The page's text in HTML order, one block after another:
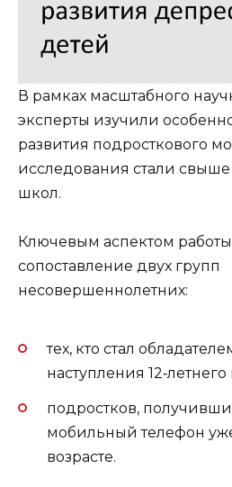
В рамках масштабного
эксперты изучили
развития подросткового
исследования стали свыше
школ.
Ключевым аспектом работы
сопоставление двух групп
несовершеннолетних:
тех, кто стал
наступления 12‑летнего
подростков,
мобильный телефон
возрасте.